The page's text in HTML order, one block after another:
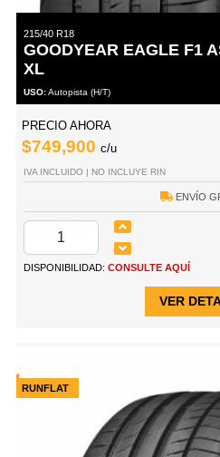
215/40 R18
GOODYEAR EAGLE F1
XL
USO:Autopista (H/T)
PRECIO AHORA
$749,900 c/u
IVA INCLUIDO | NO INCLUYE RIN
ENVÍO
DISPONIBILIDAD: CONSULTE AQUÍ
VER
RUNFLAT